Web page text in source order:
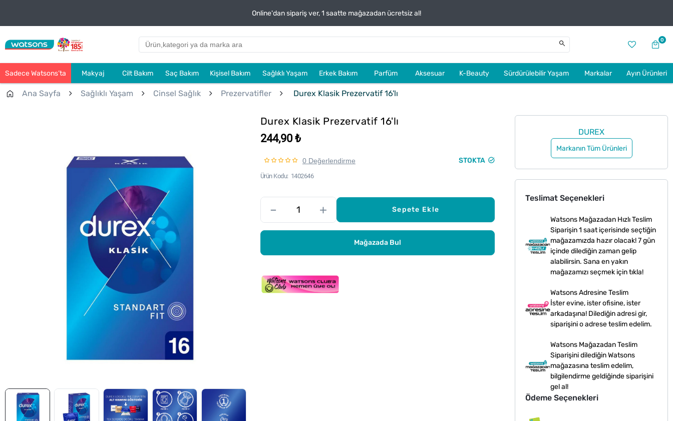
Online'dan sipariş ver, 1 saatte mağazadan ücretsiz al!
0
Sadece Watsons’ta Makyaj Cilt Bakım Saç Bakım Kişisel Bakım Sağlıklı Yaşam Erkek Bakım Parfüm Aksesuar K-Beauty Sürdürülebilir Yaşam Markalar Ayın Ürünleri
Ana Sayfa Sağlıklı Yaşam Cinsel Sağlık Prezervatifler Durex Klasik Prezervatif 16'lı
Durex Klasik Prezervatif 16'lı
244,90 ₺
0 Değerlendirme STOKTA
Ürün Kodu 1402646
– + Sepete Ekle
Mağazada Bul
DUREX
Markanın Tüm Ürünleri
Teslimat Seçenekleri
Watsons Mağazadan Hızlı Teslim
Siparişin 1 saat içerisinde seçtiğin
mağazamızda hazır olacak! 7 gün
içinde dilediğin zaman gelip
alabilirsin. Sana en yakın
mağazamızı seçmek için tıkla!
Watsons Adresine Teslim
İster evine, ister ofisine, ister
arkadaşına! Dilediğin adresi gir,
siparişini o adrese teslim edelim.
Watsons Mağazadan Teslim
Siparişini dilediğin Watsons
mağazasına teslim edelim,
bilgilendirme geldiğinde siparişini
gel al!
Ödeme Seçenekleri